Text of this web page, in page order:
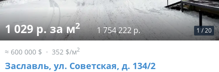
1 /20
1 029 р. за м2 1 754 222 р.
≈ 600 000 $ 352 $/м2
Заславль, ул. Советская, д. 134/2